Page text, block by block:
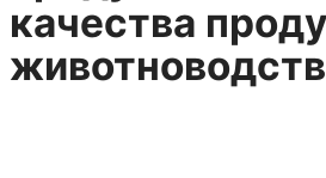
качества